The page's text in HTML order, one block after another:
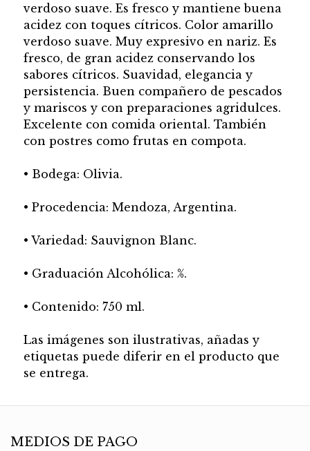
verdoso suave. Es fresco y mantiene buena
acidez con toques cítricos. Color amarillo
verdoso suave. Muy expresivo en nariz. Es
fresco, de gran acidez conservando los
sabores cítricos. Suavidad, elegancia y
persistencia. Buen compañero de pescados
y mariscos y con preparaciones agridulces.
Excelente con comida oriental. También
con postres como frutas en compota.
• Bodega: Olivia.
• Procedencia: Mendoza, Argentina.
• Variedad: Sauvignon Blanc.
• Graduación Alcohólica: %.
• Contenido: 750 ml.
Las imágenes son ilustrativas, añadas y
etiquetas puede diferir en el producto que
se entrega.
MEDIOS DE PAGO